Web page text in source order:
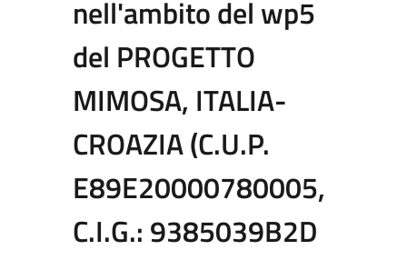
nell'ambito del wp5
del PROGETTO
MIMOSA, ITALIA-
CROAZIA (C.U.P.
E89E20000780005,
C.I.G.: 9385039B2D